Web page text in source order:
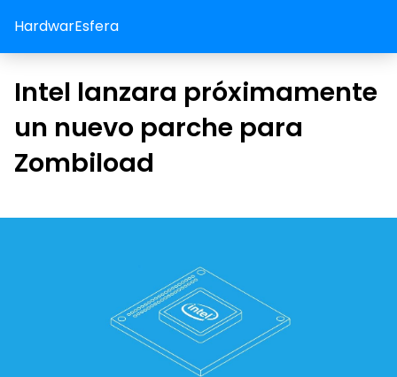
HardwarEsfera
Intel lanzara próximamente
un nuevo parche para
Zombiload